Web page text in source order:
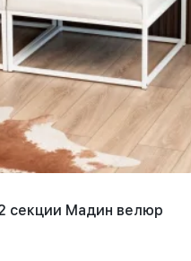
секции Мадин велюр